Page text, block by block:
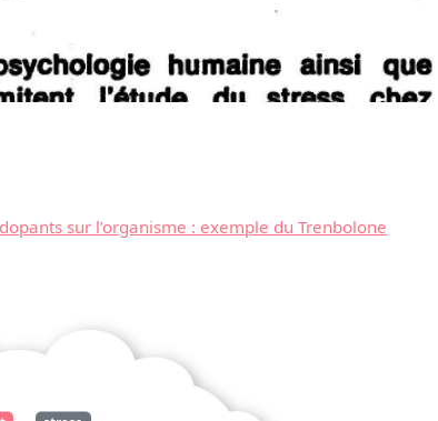
ce
sur l’organisme : exemple du Trenbolone